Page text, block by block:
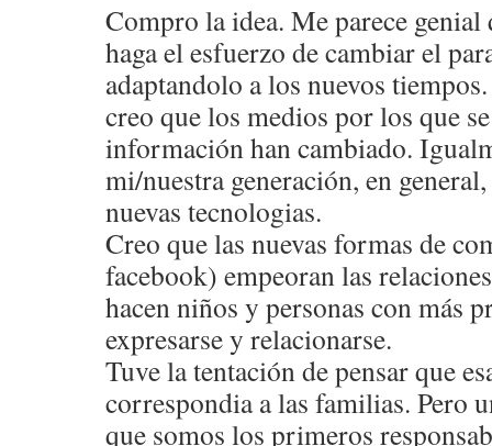
Compro la idea. Me parece
haga el esfuerzo de cambiar el
adaptandolo a los nuevos
creo que los medios por los que
información han cambiado.
mi/nuestra generación, en
nuevas tecnologias.
Creo que las nuevas formas de
facebook) empeoran las
hacen niños y personas con más
expresarse y relacionarse.
Tuve la tentación de pensar que
correspondia a las familias. Pero
que somos los primeros